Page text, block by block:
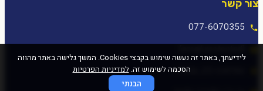
צור קשר
077-6070355
לידיעתך, באתר זה נעשה שימוש בקבצי Cookies. המשך גלישה באתר מהווה
הסכמה לשימוש זה.למדיניות הפרטיות
הבנתי